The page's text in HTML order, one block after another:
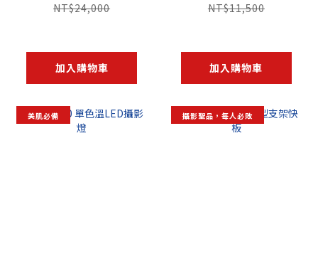
NT$24,000
加入購物車
NT$11,500
加入購物車
美肌必備 攝影聖品，每人必敗